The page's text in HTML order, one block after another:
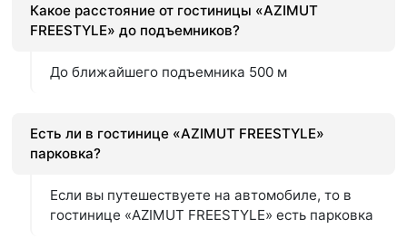
Какое расстояние от гостиницы «AZIMUT
FREESTYLE» до подъемников?
До ближайшего подъемника 500 м
Есть ли в гостинице «AZIMUT FREESTYLE»
парковка?
Если вы путешествуете на автомобиле, то в
гостинице «AZIMUT FREESTYLE» есть парковка